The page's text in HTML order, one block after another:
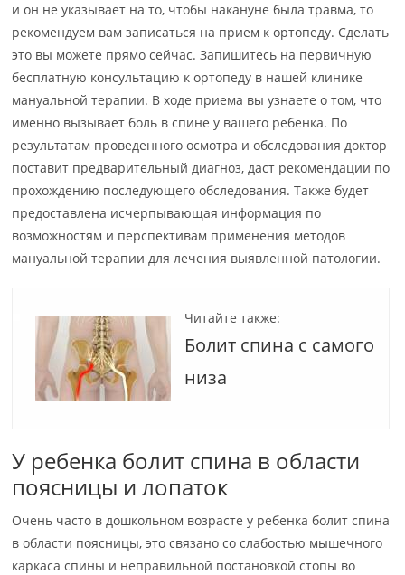
и он не указывает на то, чтобы накануне была травма, то
рекомендуем вам записаться на прием к ортопеду. Сделать
это вы можете прямо сейчас. Запишитесь на первичную
бесплатную консультацию к ортопеду в нашей клинике
мануальной терапии. В ходе приема вы узнаете о том, что
именно вызывает боль в спине у вашего ребенка. По
результатам проведенного осмотра и обследования доктор
поставит предварительный диагноз, даст рекомендации по
прохождению последующего обследования. Также будет
предоставлена исчерпывающая информация по
возможностям и перспективам применения методов
мануальной терапии для лечения выявленной патологии.
Читайте также:
Болит спина с самого
низа
У ребенка болит спина в области
поясницы и лопаток
Очень часто в дошкольном возрасте у ребенка болит спина
в области поясницы, это связано со слабостью мышечного
каркаса спины и неправильной постановкой стопы во